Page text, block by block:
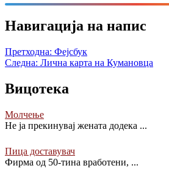
Share
Навигација на напис
Претходна: Фејсбук
Следна: Лична карта на Кумановца
Вицотека
Молчење
Не ја прекинувај жената додека ...
Пица доставувач
Фирма од 50-тина вработени, ...